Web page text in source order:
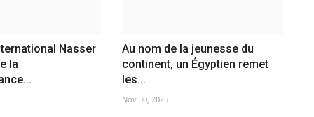
Nasser
la
Au nom de la jeunesse du
continent, un Égyptien remet
les...
Nov 30, 2025